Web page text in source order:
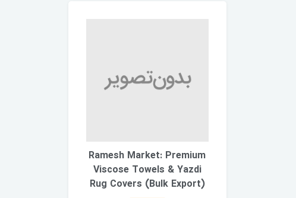
Ramesh Market: Premium
Viscose Towels & Yazdi
Rug Covers (Bulk Export)